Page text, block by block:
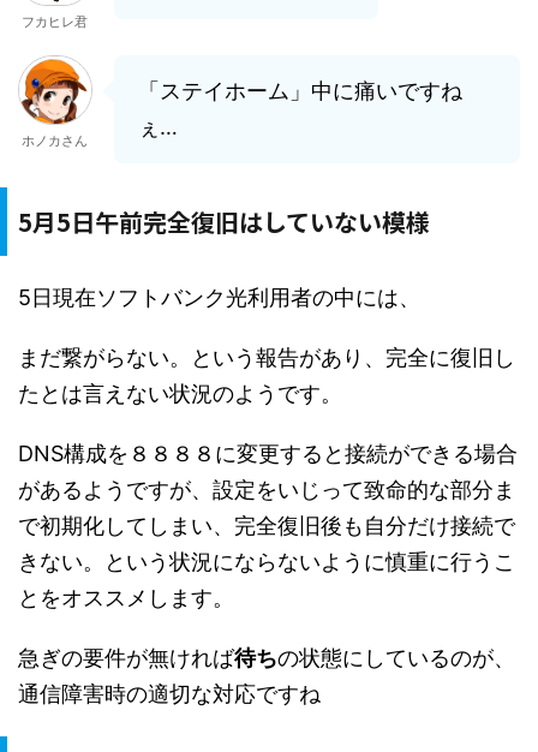
フカヒレ君
ホノカさん
「ステイホーム」中に痛いですね
ぇ…
5月5日午前完全復旧はしていない模様
5日現在ソフトバンク光利用者の中には、
まだ繋がらない。という報告があり、完全に復旧し
たとは言えない状況のようです。
DNS構成を８８８８に変更すると接続ができる場合
があるようですが、設定をいじって致命的な部分ま
で初期化してしまい、完全復旧後も自分だけ接続で
きない。という状況にならないように慎重に行うこ
とをオススメします。
急ぎの要件が無ければ待ちの状態にしているのが、
通信障害時の適切な対応ですね